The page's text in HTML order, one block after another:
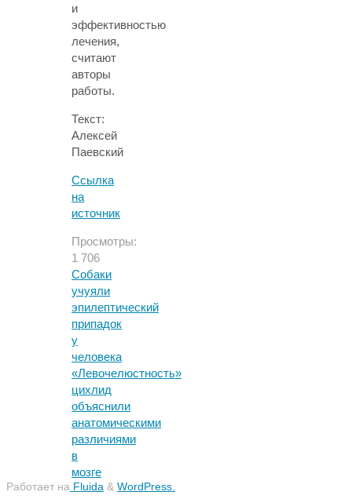
и
эффективностью
лечения,
считают
авторы
работы.
Текст:
Алексей
Паевский
Ссылка
на
источник
Просмотры:
1 706
Собаки
учуяли
эпилептический
припадок
у
человека
«Левочелюстность»
цихлид
объяснили
анатомическими
различиями
в
мозге
Работает на Fluida & WordPress.